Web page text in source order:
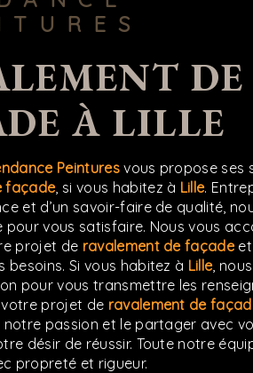
À LILLE
Peinturesvous propose ses
façade, si vous habitez à Lille.
et d’un savoir-faire de qualité,
pour vous satisfaire. Nous vous
projet de ravalement de façadeet
besoins. Si vous habitez à Lille,
pour vous transmettre les
projet de ravalement de
passion et le partager avec
désir de réussir. Toute notre
propreté et rigueur.